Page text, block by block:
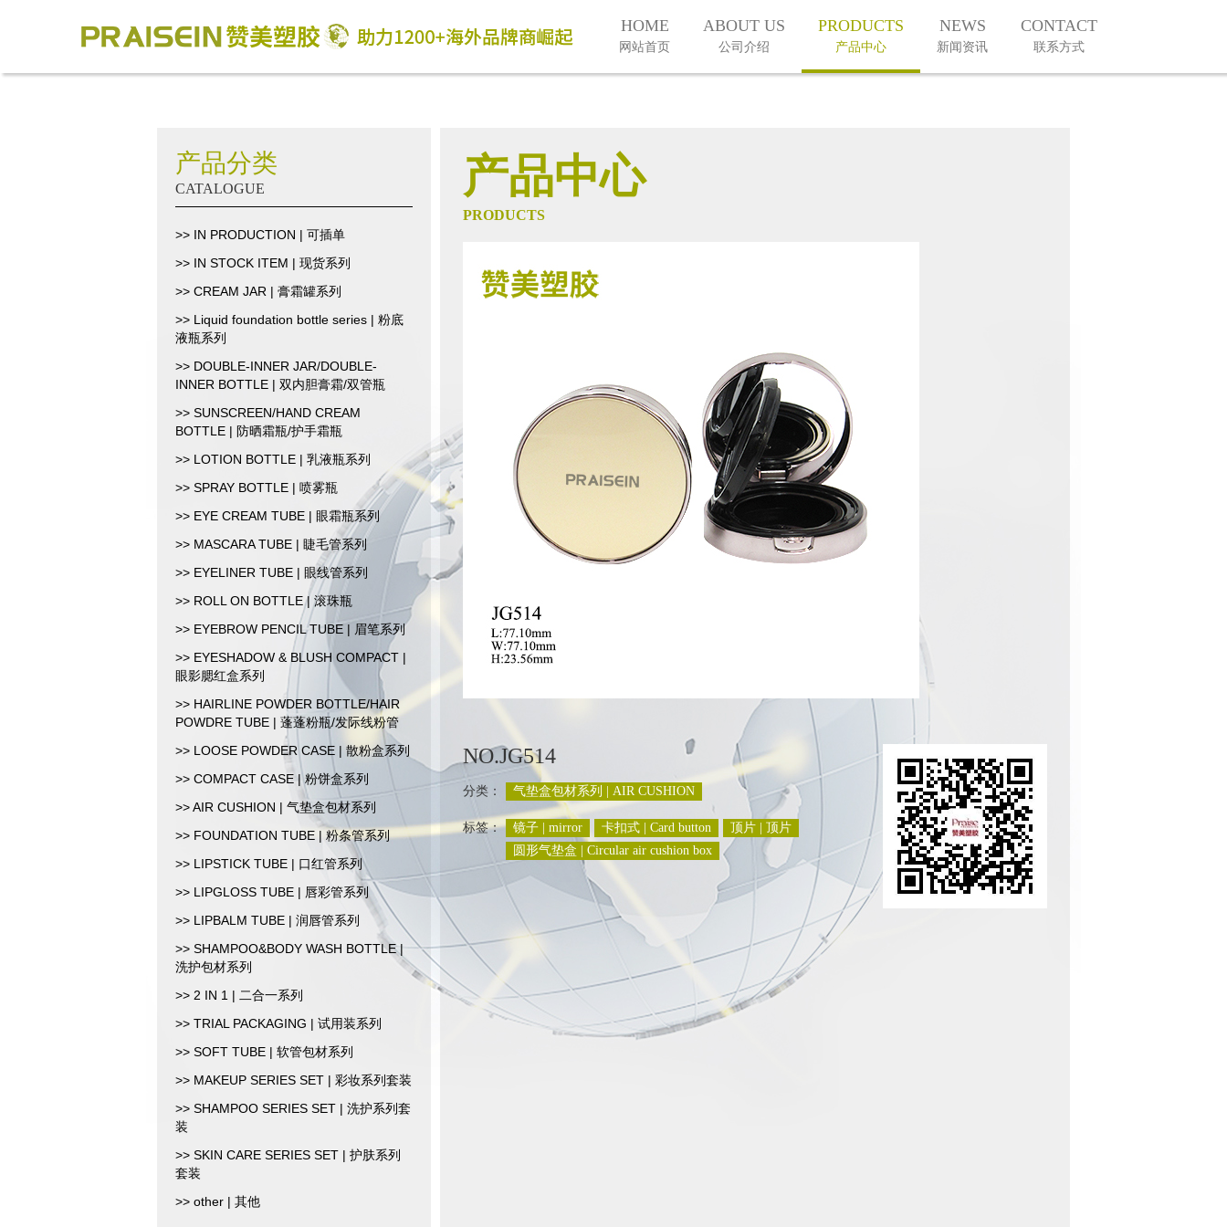
HOME
网站首页
ABOUT US
公司介绍
PRODUCTS
产品中心
NEWS
新闻资讯
CONTACT
联系方式
产品分类
CATALOGUE
>> IN PRODUCTION | 可插单
>> IN STOCK ITEM | 现货系列
>> CREAM JAR | 膏霜罐系列
>> Liquid foundation bottle series | 粉底
液瓶系列
>> DOUBLE-INNER JAR/DOUBLE-
INNER BOTTLE | 双内胆膏霜/双管瓶
>> SUNSCREEN/HAND CREAM
BOTTLE | 防晒霜瓶/护手霜瓶
>> LOTION BOTTLE | 乳液瓶系列
>> SPRAY BOTTLE | 喷雾瓶
>> EYE CREAM TUBE | 眼霜瓶系列
>> MASCARA TUBE | 睫毛管系列
>> EYELINER TUBE | 眼线管系列
>> ROLL ON BOTTLE | 滚珠瓶
>> EYEBROW PENCIL TUBE | 眉笔系列
>> EYESHADOW & BLUSH COMPACT |
眼影腮红盒系列
>> HAIRLINE POWDER BOTTLE/HAIR
POWDRE TUBE | 蓬蓬粉瓶/发际线粉管
>> LOOSE POWDER CASE | 散粉盒系列
>> COMPACT CASE | 粉饼盒系列
>> AIR CUSHION | 气垫盒包材系列
>> FOUNDATION TUBE | 粉条管系列
>> LIPSTICK TUBE | 口红管系列
>> LIPGLOSS TUBE | 唇彩管系列
>> LIPBALM TUBE | 润唇管系列
>> SHAMPOO&BODY WASH BOTTLE |
洗护包材系列
>> 2 IN 1 | 二合一系列
>> TRIAL PACKAGING | 试用装系列
>> SOFT TUBE | 软管包材系列
>> MAKEUP SERIES SET | 彩妆系列套装
>> SHAMPOO SERIES SET | 洗护系列套
装
>> SKIN CARE SERIES SET | 护肤系列
套装
>> other | 其他
产品中心
PRODUCTS
NO.JG514
分类： 气垫盒包材系列 | AIR CUSHION
标签： 镜子 | mirror 卡扣式 | Card button
顶片 | 顶片
圆形气垫盒 | Circular air cushion box